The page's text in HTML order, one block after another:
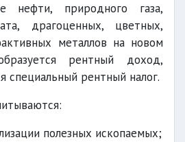
нефти, природного газа,
драгоценных, цветных,
металлов на новом
рентный доход,
специальный рентный налог.
полезных ископаемых;